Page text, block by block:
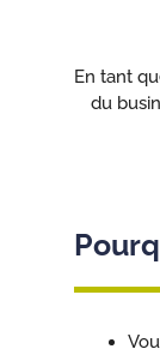
En tant
du